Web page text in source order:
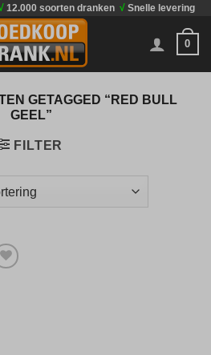
12.000 soorten dranken √ Snelle levering
0
GETAGGED “RED BULL
GEEL”
FILTER